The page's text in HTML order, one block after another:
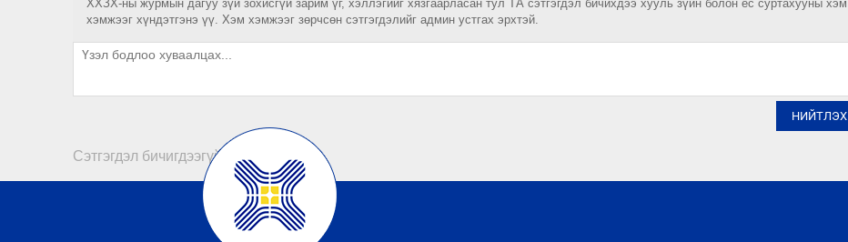
ХХЗХ-ны журмын дагуу зүй зохисгүй зарим үг, хэллэгийг хязгаарласан тул ТА сэтгэгдэл бичихдээ хууль зүйн болон ёс суртахууны хэм
хэмжээг хүндэтгэнэ үү. Хэм хэмжээг зөрчсөн сэтгэгдэлийг админ устгах эрхтэй.
НИЙТЛЭХ
Сэтгэгдэл бичигдээгүй байна